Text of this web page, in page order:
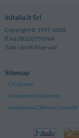
InItalia.it Srl
Copyright © 1997-2026
P.iva 08320750964
Tutti i diritti Riservati
Sitemap
Chi Siamo
Domande e Risposte
Assistenza Clienti e Contatti